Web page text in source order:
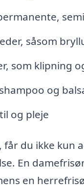
såsom
som klipning
og
og pleje
du ikke kun
En
en